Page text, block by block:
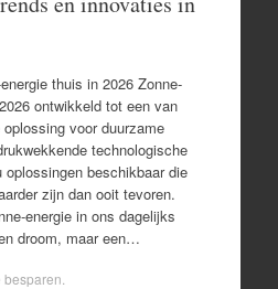
thuis in 2026 Zonne-
ontwikkeld tot een van
voor duurzame
technologische
beschikbaar die
zijn dan ooit tevoren.
energie in ons dagelijks
droom, maar een…
besparen